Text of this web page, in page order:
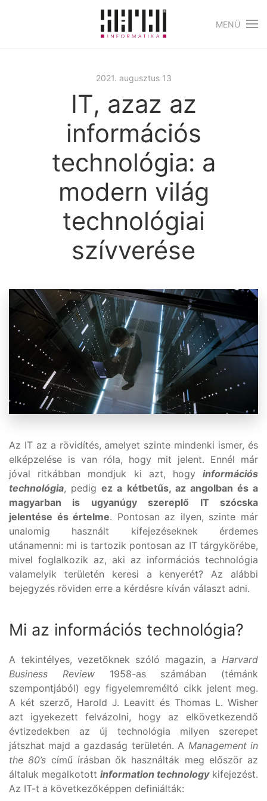
Skip to main content
MENÜ
2021. augusztus 13
IT, azaz az
információs
technológia: a
modern világ
technológiai
szívverése
Az IT az a rövidítés, amelyet szinte mindenki ismer, és
elképzelése is van róla, hogy mit jelent. Ennél már
jóval ritkábban mondjuk ki azt, hogy információs
technológia, pedigez a kétbetűs, az angolban és a
magyarban is ugyanúgy szereplő IT szócska
jelentése és értelme. Pontosan az ilyen, szinte már
unalomig használt kifejezéseknek érdemes
utánamenni: mi is tartozik pontosan az IT tárgykörébe,
mivel foglalkozik az, aki az információs technológia
valamelyik területén keresi a kenyerét? Az alábbi
bejegyzés röviden erre a kérdésre kíván választ adni.
Mi az információs technológia?
A tekintélyes, vezetőknek szóló magazin, a Harvard
Business Review1958-as számában (témánk
szempontjából) egy figyelemreméltó cikk jelent meg.
A két szerző, Harold J. Leavitt és Thomas L. Wisher
azt igyekezett felvázolni, hogy az elkövetkezendő
évtizedekben az új technológia milyen szerepet
játszhat majd a gazdaság területén. A Management in
the 80’s című írásban ők használták meg először az
általuk megalkotott information technologykifejezést.
Az IT-t a következőképpen definiálták: